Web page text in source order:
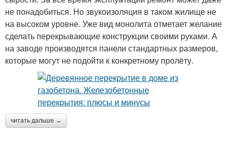
не понадобиться. Но звукоизоляция в таком жилище не
на высоком уровне. Уже вид монолита отметает желание
сделать перекрывающие конструкции своими руками. А
на заводе производятся панели стандартных размеров,
которые могут не подойти к конкретному пролёту.
читать дальше →